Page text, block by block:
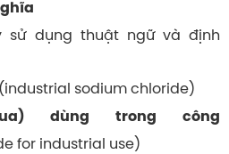
sử dụng thuật ngữ và định
(industrial sodium chloride)
dùng trong công
for industrial use)